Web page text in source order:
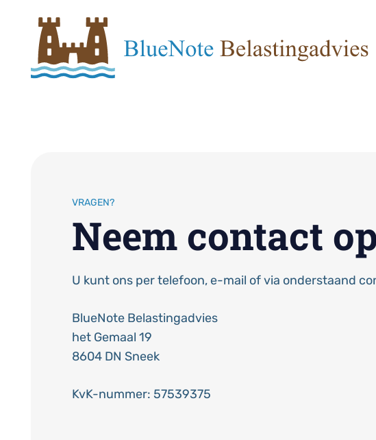
VRAGEN?
Neem contact op
U kunt ons per telefoon, e-mail of via onderstaand
BlueNote Belastingadvies
het Gemaal 19
8604 DN Sneek
KvK-nummer: 57539375